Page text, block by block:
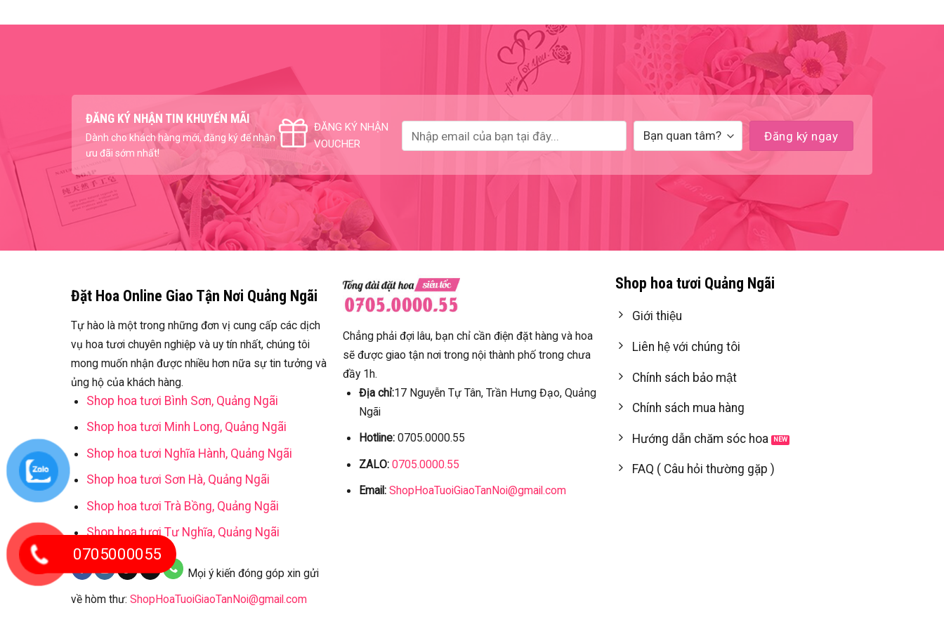
ĐĂNG KÝ NHẬN TIN KHUYẾN MÃI
Dành cho khách hàng mới, đăng ký để nhận
ưu đãi sớm nhất!
ĐĂNG KÝ NHẬN
VOUCHER
Đặt Hoa Online Giao Tận Nơi Quảng Ngãi
Tự hào là một trong những đơn vị cung cấp các dịch
vụ hoa tươi chuyên nghiệp và uy tín nhất, chúng tôi
mong muốn nhận được nhiều hơn nữa sự tin tưởng và
ủng hộ của khách hàng.
Shop hoa tươi Bình Sơn, Quảng Ngãi
Shop hoa tươi Minh Long, Quảng Ngãi
Shop hoa tươi Nghĩa Hành, Quảng Ngãi
Shop hoa tươi Sơn Hà, Quảng Ngãi
Shop hoa tươi Trà Bồng, Quảng Ngãi
Shop hoa tươi Tư Nghĩa, Quảng Ngãi
Mọi ý kiến đóng góp xin gửi
về hòm thư: ShopHoaTuoiGiaoTanNoi@gmail.com
Chẳng phải đợi lâu, bạn chỉ cần điện đặt hàng và hoa
sẽ được giao tận nơi trong nội thành phố trong chưa
đầy 1h.
Địa chỉ:17 Nguyễn Tự Tân, Trần Hưng Đạo, Quảng
Ngãi
Hotline:0705.0000.55
ZALO: 0705.0000.55
Email: ShopHoaTuoiGiaoTanNoi@gmail.com
Shop hoa tươi Quảng Ngãi
Giới thiệu
Liên hệ với chúng tôi
Chính sách bảo mật
Chính sách mua hàng
Hướng dẫn chăm sóc hoa
FAQ ( Câu hỏi thường gặp )
0705000055